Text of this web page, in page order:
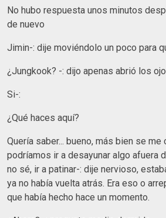
No hubo respuesta unos minutos
de nuevo
Jimin-: dije moviéndolo un poco para
¿Jungkook? -: dijo apenas abrió los
Si-:
¿Qué haces aquí?
Quería saber... bueno, más bien se me
podríamos ir a desayunar algo afuera
no sé, ir a patinar-: dije nervioso,
ya no había vuelta atrás. Era eso o
que había hecho hace un momento.